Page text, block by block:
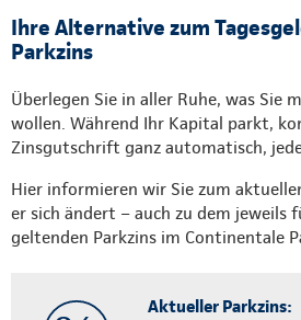
Ihre Alternative zum
Parkzins
Überlegen Sie in aller Ruhe, was Sie
wollen. Während Ihr Kapital parkt,
Zinsgutschrift ganz automatisch,
Hier informieren wir Sie zum
er sich ändert – auch zu dem jeweils
geltenden Parkzins im Continentale
Aktueller Parkzins: